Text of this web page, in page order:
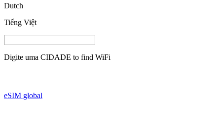
Dutch
Tiếng Việt
Digite uma CIDADE to find WiFi
eSIM global